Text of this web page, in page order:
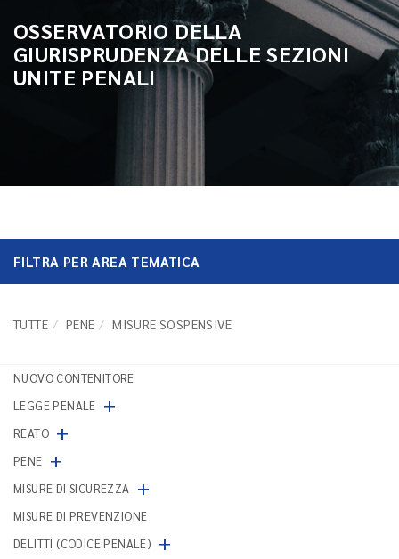
OSSERVATORIO DELLA
GIURISPRUDENZA DELLE SEZIONI
UNITE PENALI
FILTRA PER AREA TEMATICA
TUTTE PENE MISURE SOSPENSIVE
NUOVO CONTENITORE
LEGGE PENALE +
REATO +
PENE +
MISURE DI SICUREZZA +
MISURE DI PREVENZIONE
DELITTI (CODICE PENALE) +